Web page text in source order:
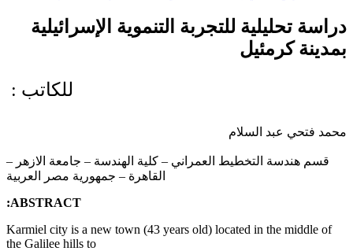
دراسة تحليلية للتجربة التنموية الإسرائيلية
بمدينة كرمئيل
للكاتب :
محمد فتحي عبد السلام
قسم هندسة التخطيط العمراني – كلية الهندسة – جامعة الازهر –
القاهرة – جمهورية مصر العربية
ABSTRACT:
Karmiel city is a new town (43 years old) located in the middle of
the Galilee hills to